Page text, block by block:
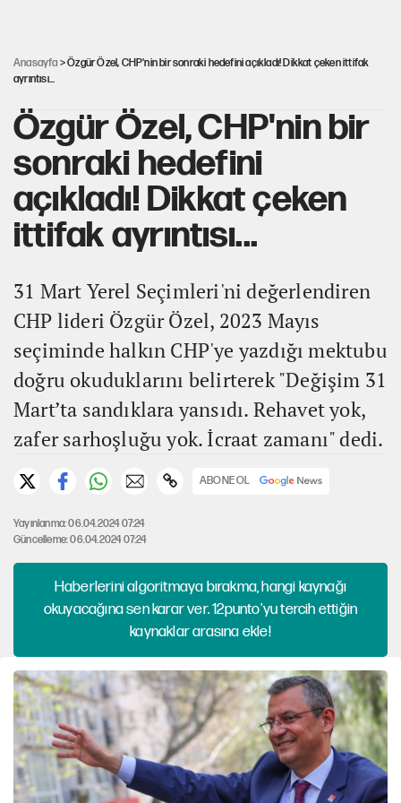
Anasayfa > Özgür Özel, CHP'nin bir sonraki hedefini açıkladı! Dikkat çeken ittifak
ayrıntısı...
Özgür Özel, CHP'nin bir
sonraki hedefini
açıkladı! Dikkat çeken
ittifak ayrıntısı...
31 Mart Yerel Seçimleri'ni değerlendiren
CHP lideri Özgür Özel, 2023 Mayıs
seçiminde halkın CHP'ye yazdığı mektubu
doğru okuduklarını belirterek "Değişim 31
Mart’ta sandıklara yansıdı. Rehavet yok,
zafer sarhoşluğu yok. İcraat zamanı" dedi.
ABONE OL
Yayınlanma: 06.04.2024 07:24
Güncelleme: 06.04.2024 07:24
Haberlerini algoritmaya bırakma, hangi kaynağı
okuyacağına sen karar ver. 12punto'yu tercih ettiğin
kaynaklar arasına ekle!